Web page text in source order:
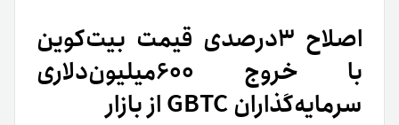
اصلاح ۳درصدی قیمت بیت‌کوین
با خروج ۶۰۰میلیون‌دلاری
سرمایه‌گذاران GBTC از بازار